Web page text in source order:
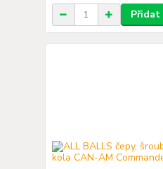
Přidat